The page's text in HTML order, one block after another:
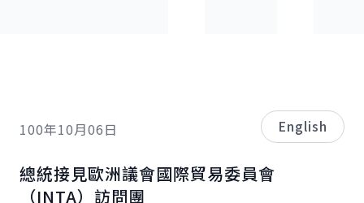
100年10月06日 English
總統接見歐洲議會國際貿易委員會
（INTA）訪問團